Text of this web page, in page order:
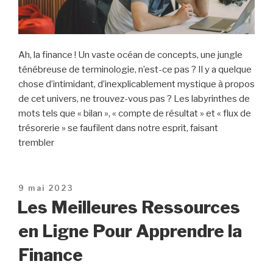
Ah, la finance ! Un vaste océan de concepts, une jungle
ténébreuse de terminologie, n’est-ce pas ? Il y a quelque
chose d’intimidant, d’inexplicablement mystique à propos
de cet univers, ne trouvez-vous pas ? Les labyrinthes de
mots tels que « bilan », « compte de résultat » et « flux de
trésorerie » se faufilent dans notre esprit, faisant
trembler
Publié
le
9 mai 2023
Les Meilleures Ressources
en Ligne Pour Apprendre la
Finance